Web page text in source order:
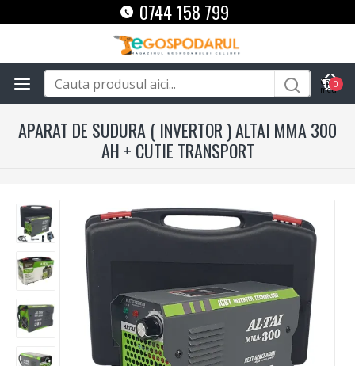
0744 158 799
0
APARAT DE SUDURA ( INVERTOR ) ALTAI MMA 300
AH + CUTIE TRANSPORT